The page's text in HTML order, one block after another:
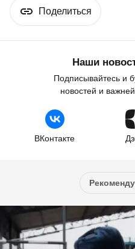
Поделиться
Наши
Подписывайтесь и
новостей и
ВКонтакте